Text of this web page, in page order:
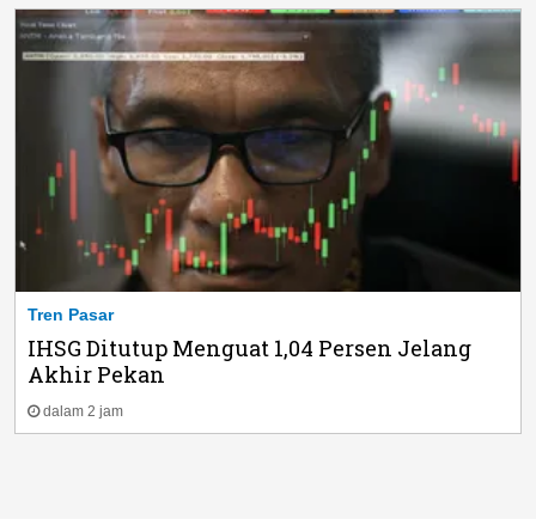
Tren Pasar
IHSG Ditutup Menguat 1,04 Persen Jelang
Akhir Pekan
dalam 2 jam